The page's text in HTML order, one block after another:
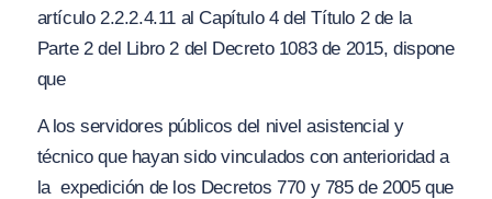
artículo 2.2.2.4.11 al Capítulo 4 del Título 2 de la
Parte 2 del Libro 2 del Decreto 1083 de 2015, dispone
que
A los servidores públicos del nivel asistencial y
técnico que hayan sido vinculados con anterioridad a
la expedición de los Decretos 770 y 785 de 2005 que